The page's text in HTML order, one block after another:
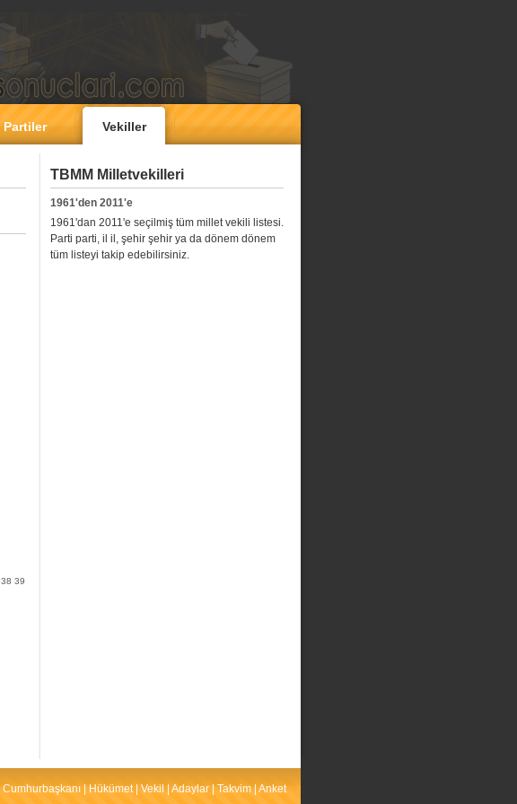
Partiler Vekiller
38 39
TBMM Milletvekilleri
1961'den 2011'e
1961'dan 2011'e seçilmiş tüm millet vekili listesi.
Parti parti, il il, şehir şehir ya da dönem dönem
tüm listeyi takip edebilirsiniz.
Cumhurbaşkanı Hükümet| Vekil Adaylar Takvim Anket